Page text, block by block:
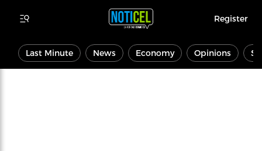
Register
Last Minute News Economy Opinions